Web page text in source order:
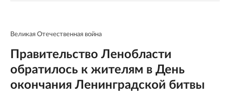
Великая Отечественная война
Правительство Ленобласти
обратилось к жителям в День
окончания Ленинградской битвы